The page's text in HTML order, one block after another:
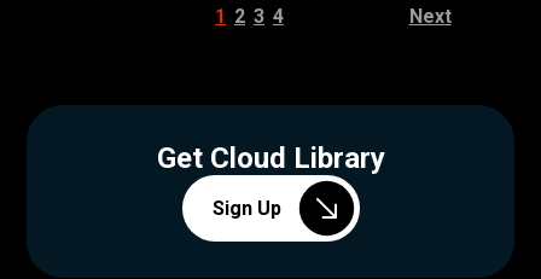
1 2 3 4 Next
Get Cloud Library
Sign Up